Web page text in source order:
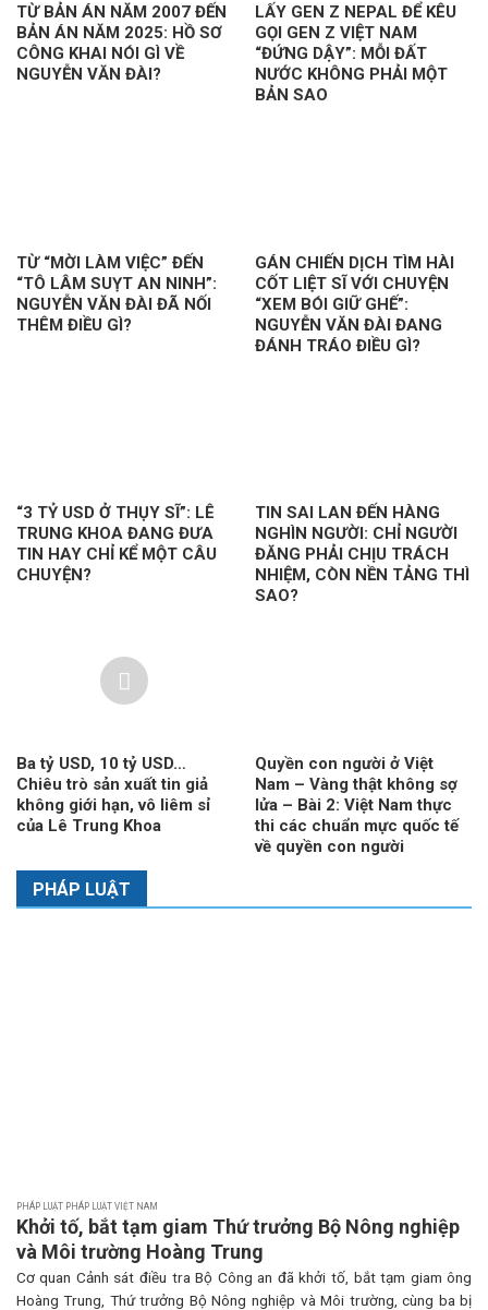
TỪ BẢN ÁN NĂM 2007 ĐẾN
BẢN ÁN NĂM 2025: HỒ SƠ
CÔNG KHAI NÓI GÌ VỀ
NGUYỄN VĂN ĐÀI?
LẤY GEN Z NEPAL ĐỂ KÊU
GỌI GEN Z VIỆT NAM
“ĐỨNG DẬY”: MỖI ĐẤT
NƯỚC KHÔNG PHẢI MỘT
BẢN SAO
TỪ “MỜI LÀM VIỆC” ĐẾN
“TÔ LÂM SUỴT AN NINH”:
NGUYỄN VĂN ĐÀI ĐÃ NỐI
THÊM ĐIỀU GÌ?
GÁN CHIẾN DỊCH TÌM HÀI
CỐT LIỆT SĨ VỚI CHUYỆN
“XEM BÓI GIỮ GHẾ”:
NGUYỄN VĂN ĐÀI ĐANG
ĐÁNH TRÁO ĐIỀU GÌ?
“3 TỶ USD Ở THỤY SĨ”: LÊ
TRUNG KHOA ĐANG ĐƯA
TIN HAY CHỈ KỂ MỘT CÂU
CHUYỆN?
TIN SAI LAN ĐẾN HÀNG
NGHÌN NGƯỜI: CHỈ NGƯỜI
ĐĂNG PHẢI CHỊU TRÁCH
NHIỆM, CÒN NỀN TẢNG THÌ
SAO?
Ba tỷ USD, 10 tỷ USD…
Chiêu trò sản xuất tin giả
không giới hạn, vô liêm sỉ
của Lê Trung Khoa
Quyền con người ở Việt
Nam – Vàng thật không sợ
lửa – Bài 2: Việt Nam thực
thi các chuẩn mực quốc tế
về quyền con người
PHÁP LUẬT
PHÁP LUẬT PHÁP LUẬT VIỆT NAM
Khởi tố, bắt tạm giam Thứ trưởng Bộ Nông nghiệp
và Môi trường Hoàng Trung
Cơ quan Cảnh sát điều tra Bộ Công an đã khởi tố, bắt tạm giam ông
Hoàng Trung, Thứ trưởng Bộ Nông nghiệp và Môi trường, cùng ba bị